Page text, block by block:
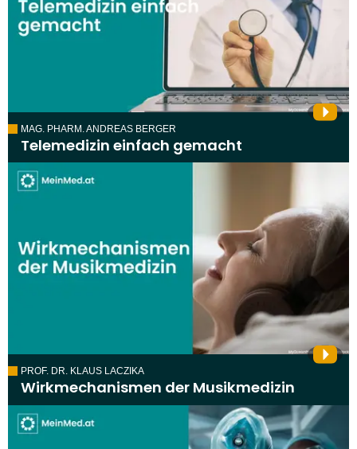
MAG. PHARM. ANDREAS BERGER
Telemedizin einfach gemacht
PROF. DR. KLAUS LACZIKA
Wirkmechanismen der Musikmedizin